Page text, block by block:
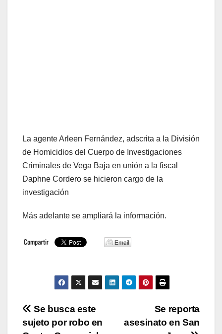
La agente Arleen Fernández, adscrita a la División
de Homicidios del Cuerpo de Investigaciones
Criminales de Vega Baja en unión a la fiscal
Daphne Cordero se hicieron cargo de la
investigación
Más adelante se ampliará la información.
Navegación
Se reporta
asesinato en San
Se busca este
sujeto por robo en